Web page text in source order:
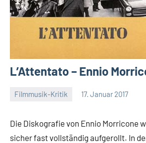
L’Attentato – Ennio
Filmmusik-Kritik 17. Januar 2017
Die Diskografie von Ennio Morricone
sicher fast vollständig aufgerollt. In